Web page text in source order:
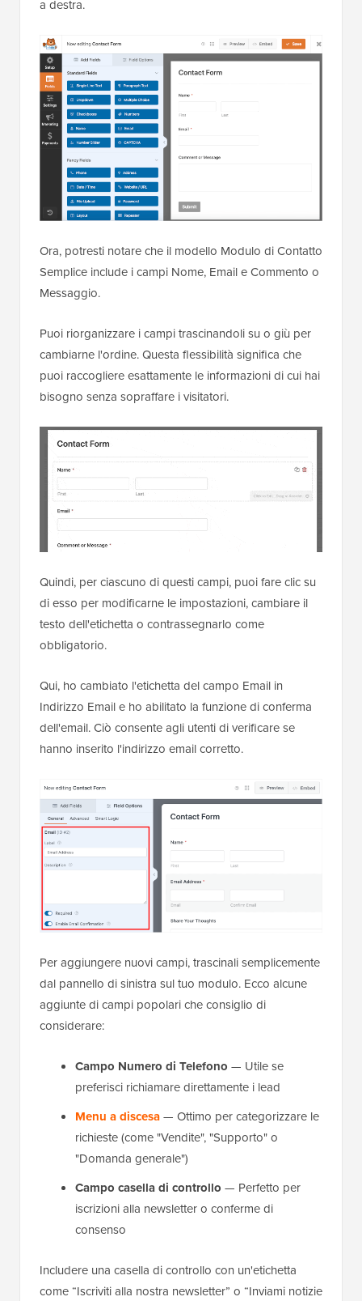
a destra.
Ora, potresti notare che il modello Modulo di Contatto
Semplice include i campi Nome, Email e Commento o
Messaggio.
Puoi riorganizzare i campi trascinandoli su o giù per
cambiarne l'ordine. Questa flessibilità significa che
puoi raccogliere esattamente le informazioni di cui hai
bisogno senza sopraffare i visitatori.
Quindi, per ciascuno di questi campi, puoi fare clic su
di esso per modificarne le impostazioni, cambiare il
testo dell'etichetta o contrassegnarlo come
obbligatorio.
Qui, ho cambiato l'etichetta del campo Email in
Indirizzo Email e ho abilitato la funzione di conferma
dell'email. Ciò consente agli utenti di verificare se
hanno inserito l'indirizzo email corretto.
Per aggiungere nuovi campi, trascinali semplicemente
dal pannello di sinistra sul tuo modulo. Ecco alcune
aggiunte di campi popolari che consiglio di
considerare:
Campo Numero di Telefono — Utile se
preferisci richiamare direttamente i lead
Menu a discesa— Ottimo per categorizzare le
richieste (come "Vendite", "Supporto" o
"Domanda generale")
Campo casella di controllo — Perfetto per
iscrizioni alla newsletter o conferme di
consenso
Includere una casella di controllo con un'etichetta
come “Iscriviti alla nostra newsletter” o “Inviami notizie